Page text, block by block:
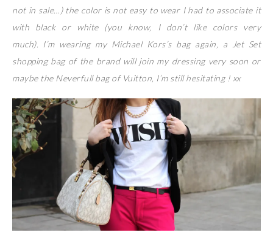
not in sale…) the color is not easy to wear I had to associate it
with black or white (you know, I don’t like colors very
much). I’m wearing my Michael Kors’s bag again, a Jet Set
shopping bag of the brand will join my dressing very soon or
maybe the Neverfull bag of Vuitton, I’m still hesitating ! xx